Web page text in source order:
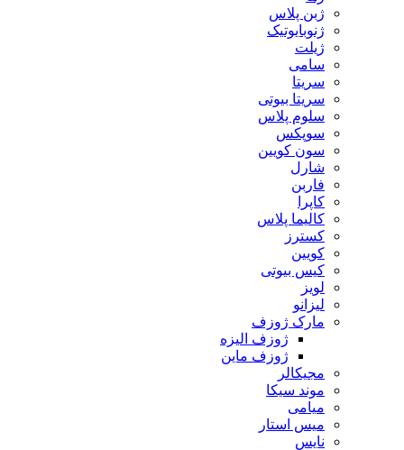
ژبن پلاس
ژنوبایوتیک
ژیلت
سامی
سریتا
سریتا بیوتی
سلوم پلاس
سوپکس
سون کویین
شارل
فاربن
کاپرا
کالیما پلاس
کسترز
کویین
کیس بیوتی
لویز
لیزانو
مارک ژوزف
ژوزف الیزه
ژوزف ماین
مجیکالر
موند سیکا
میامی
میس استار
نایس